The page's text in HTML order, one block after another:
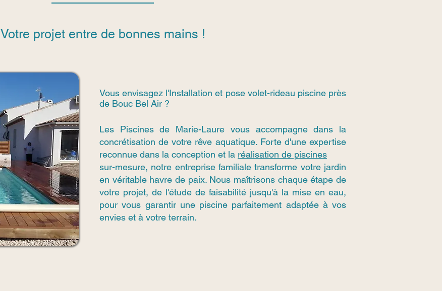
Votre projet entre de bonnes mains !
Vous envisagez l'Installation et pose volet-rideau piscine près
de Bouc Bel Air ?
Les Piscines de Marie-Laure vous accompagne dans la
concrétisation de votre rêve aquatique. Forte d'une expertise
reconnue dans la conception et la réalisation de piscines
sur-mesure, notre entreprise familiale transforme votre jardin
en véritable havre de paix. Nous maîtrisons chaque étape de
votre projet, de l'étude de faisabilité jusqu'à la mise en eau,
pour vous garantir une piscine parfaitement adaptée à vos
envies et à votre terrain.